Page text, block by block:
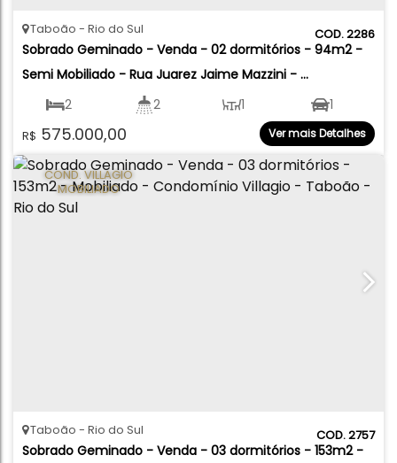
2286
Sobrado Geminado - Venda - 02 dormitórios - 94m2 -
Semi Mobiliado - Rua Juarez Jaime Mazzini -
Loteamento Por do Sol - Taboão - Rio do Sul
R$ 575.000,00
Taboão Rio do Sul
2 2 1
94.90m²
1
Ver mais Detalhes
COND. VILLAGIO
MOBILIADO
2757
Sobrado Geminado - Venda - 03 dormitórios - 153m2 -
Taboão Rio do Sul